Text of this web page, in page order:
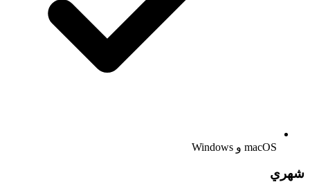
macOS و Windows
شهري